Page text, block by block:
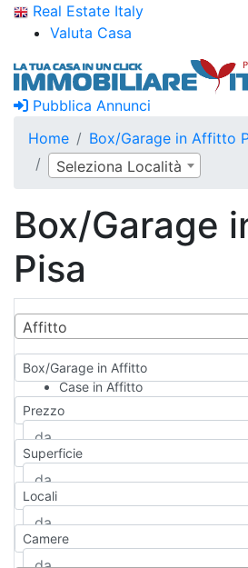
Real Estate Italy
Valuta Casa
Pubblica Annunci
Home
Box/Garage in Affitto
Seleziona Località
Box/Garage
Pisa
Affitto
Box/Garage in Affitto
Case in Affitto
Qualsiasi
Appartamento
Casa indipendente
Casa Semi-indipendente
Attico/Mansarda
Rustico/Casale
Prezzo
Superficie
Locali
Camere